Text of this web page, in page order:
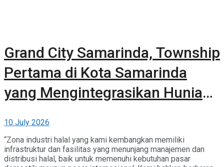
Grand City Samarinda, Township
Pertama di Kota Samarinda
yang Mengintegrasikan Hunian,
Hijau
10 July 2026
“Zona industri halal yang kami kembangkan memiliki
infrastruktur dan fasilitas yang menunjang manajemen dan
distribusi halal, baik untuk memenuhi kebutuhan pasar